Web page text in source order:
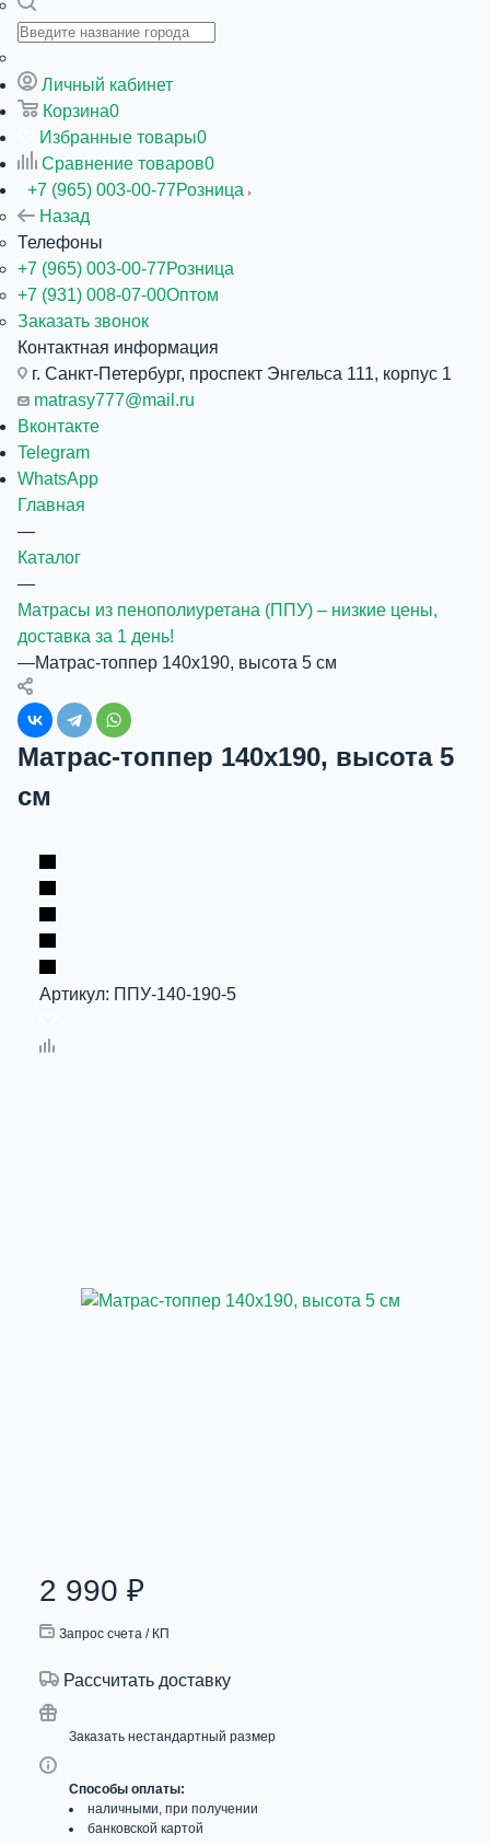
Личный кабинет
Корзина0
Избранные товары0
Сравнение товаров0
+7 (965) 003-00-77Розница
Назад
Телефоны
+7 (965) 003-00-77Розница
+7 (931) 008-07-00Оптом
Заказать звонок
Контактная информация
г. Санкт-Петербург, проспект Энгельса 111, корпус 1
matrasy777@mail.ru
Вконтакте
Telegram
WhatsApp
Главная
—
Каталог
—
Матрасы из пенополиуретана (ППУ) – низкие цены,
доставка за 1 день!
—Матрас-топпер 140x190, высота 5 см
Матрас-топпер 140x190, высота 5
см
Артикул: ППУ-140-190-5
2 990 ₽
Запрос счета / КП
Рассчитать доставку
Заказать нестандартный размер
Способы оплаты:
наличными, при получении
банковской картой